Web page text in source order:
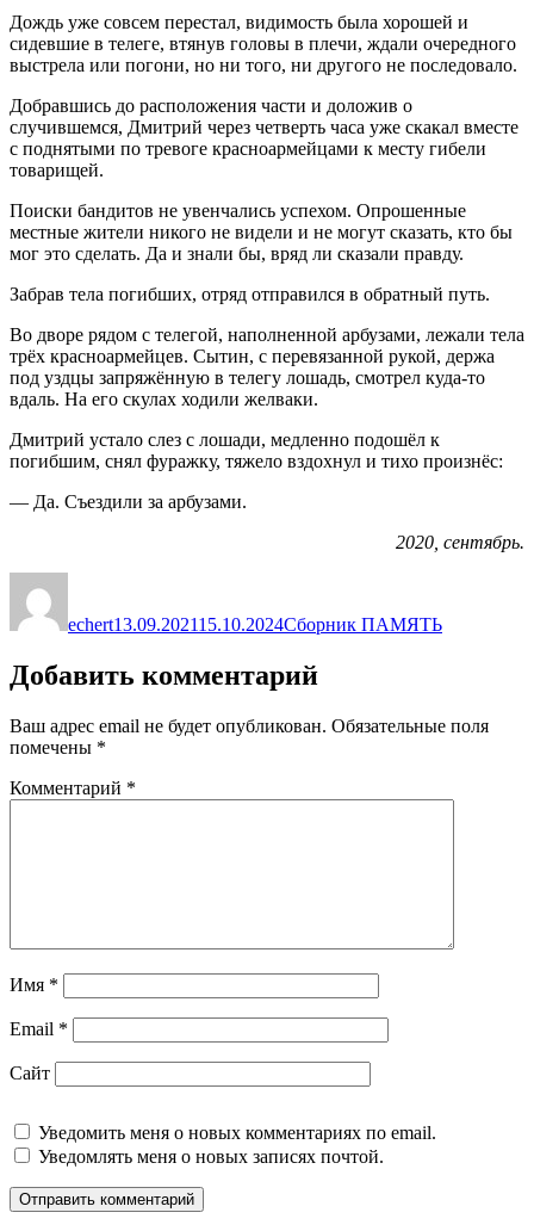
Дождь уже совсем перестал, видимость была хорошей и
сидевшие в телеге, втянув головы в плечи, ждали очередного
выстрела или погони, но ни того, ни другого не последовало.
Добравшись до расположения части и доложив о
случившемся, Дмитрий через четверть часа уже скакал вместе
с поднятыми по тревоге красноармейцами к месту гибели
товарищей.
Поиски бандитов не увенчались успехом. Опрошенные
местные жители никого не видели и не могут сказать, кто бы
мог это сделать. Да и знали бы, вряд ли сказали правду.
Забрав тела погибших, отряд отправился в обратный путь.
Во дворе рядом с телегой, наполненной арбузами, лежали тела
трёх красноармейцев. Сытин, с перевязанной рукой, держа
под уздцы запряжённую в телегу лошадь, смотрел куда-то
вдаль. На его скулах ходили желваки.
Дмитрий устало слез с лошади, медленно подошёл к
погибшим, снял фуражку, тяжело вздохнул и тихо произнёс:
— Да. Съездили за арбузами.
2020, сентябрь.
echert13.09.202115.10.2024Сборник ПАМЯТЬ
Добавить комментарий
Ваш адрес email не будет опубликован. Обязательные поля
помечены *
Комментарий *
Имя *
Email *
Сайт
Уведомить меня о новых комментариях по email.
Уведомлять меня о новых записях почтой.